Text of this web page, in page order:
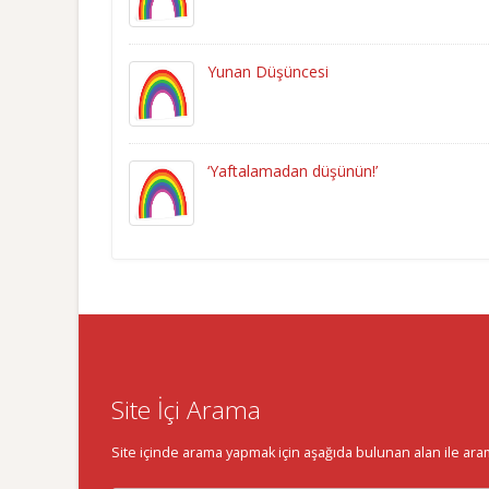
Yunan Düşüncesi
‘Yaftalamadan düşünün!’
Site İçi Arama
Site içinde arama yapmak için aşağıda bulunan alan ile